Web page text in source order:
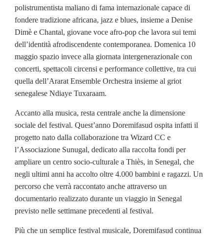
polistrumentista maliano di fama internazionale capace di
fondere tradizione africana, jazz e blues, insieme a Denise
Dimè e Chantal, giovane voce afro-pop che lavora sui temi
dell’identità afrodiscendente contemporanea. Domenica 10
maggio spazio invece alla giornata intergenerazionale con
concerti, spettacoli circensi e performance collettive, tra cui
quella dell’Ararat Ensemble Orchestra insieme al griot
senegalese Ndiaye Tuxaraam.
Accanto alla musica, resta centrale anche la dimensione
sociale del festival. Quest’anno Doremifasud ospita infatti il
progetto nato dalla collaborazione tra Wizard CC e
l’Associazione Sunugal, dedicato alla raccolta fondi per
ampliare un centro socio-culturale a Thiès, in Senegal, che
negli ultimi anni ha accolto oltre 4.000 bambini e ragazzi. Un
percorso che verrà raccontato anche attraverso un
documentario realizzato durante un viaggio in Senegal
previsto nelle settimane precedenti al festival.
Più che un semplice festival musicale, Doremifasud continua